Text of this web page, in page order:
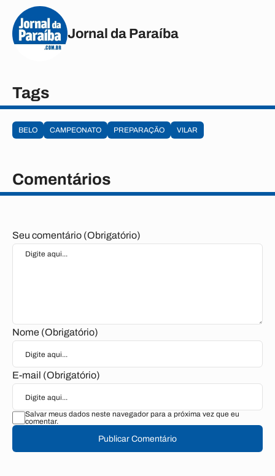
Jornal da Paraíba
Tags
BELO CAMPEONATO PREPARAÇÃO VILAR
Comentários
Seu comentário (Obrigatório)
Nome (Obrigatório)
E-mail (Obrigatório)
Salvar meus dados neste navegador para a próxima vez que eu
comentar.
Publicar Comentário